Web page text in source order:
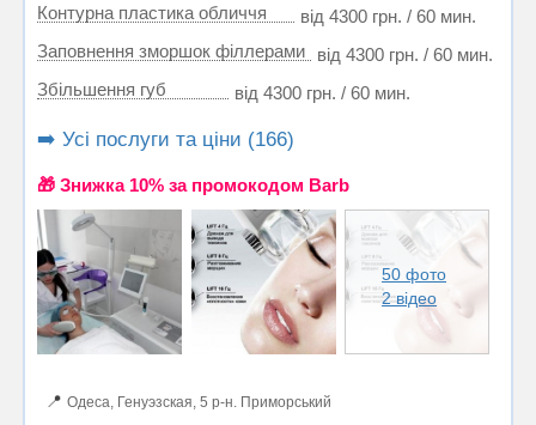
Контурна пластика обличчя
від 4300 грн. / 60 мин.
Заповнення зморшок філлерами
від 4300 грн. / 60 мин.
Збільшення губ
від 4300 грн. / 60 мин.
➡️ Усі послуги та ціни (166)
🎁 Знижка 10% за промокодом Barb
50 фото
2 відео
📍 Одеса, Генуэзская, 5 р-н. Приморський